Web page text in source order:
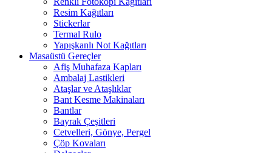
Resim Kağıtları
Stickerlar
Termal Rulo
Yapışkanlı Not Kağıtları
Masaüstü Gereçler
Afiş Muhafaza Kapları
Ambalaj Lastikleri
Ataşlar ve Ataşlıklar
Bant Kesme Makinaları
Bantlar
Bayrak Çeşitleri
Cetvelleri, Gönye, Pergel
Çöp Kovaları